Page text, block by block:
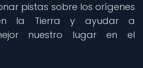
pistas sobre los orígenes
la Tierra y ayudar a
nuestro lugar en el